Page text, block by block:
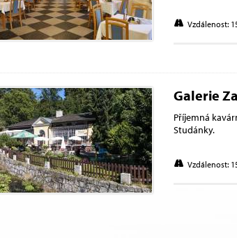
Vzdálenost:
Galerie
Příjemná
Studánky.
Vzdálenost: